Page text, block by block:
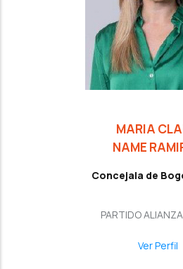
MARIA
NAME
Concejala de
PARTIDO
Ver Perfil